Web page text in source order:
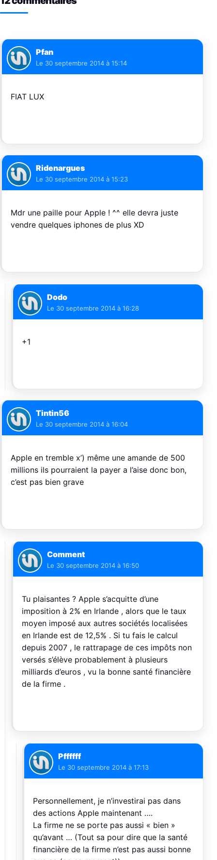
Pfan
Le 30 septembre 2014 à 15:14
FIAT LUX
Ridenargues
Le 30 septembre 2014 à 15:23
Mdr une paille pour Apple ! ^^ elle devra juste
vendre quelques iphones de plus XD
Dodo
Le 30 septembre 2014 à 16:28
+1
Tintin56
Le 30 septembre 2014 à 16:04
Apple en tremble x’) même une amande de 500
millions ils pourraient la payer a l’aise donc bon,
c’est pas bien grave
Comment
Le 30 septembre 2014 à 16:50
Tu plaisantes ? Apple s’acquitte d’une
imposition à 2% en Irlande , alors que le taux
moyen imposé aux autres sociétés localisées
en Irlande est de 12,5% . Si tu fais le calcul
depuis 2007 , le rattrapage de ces impôts non
versés s’élève probablement à plusieurs
milliards d’euros , vu la bonne santé financière
de la firme .
Pffffff
Le 30 septembre 2014 à 17:13
Personnellement, je n’investirai pas dans
des actions Apple maintenant ….
La firme ne se porte pas aussi « bien »
qu’avant … (Tout sa pour dire que la santé
financière de la firme n’est pas aussi bonne